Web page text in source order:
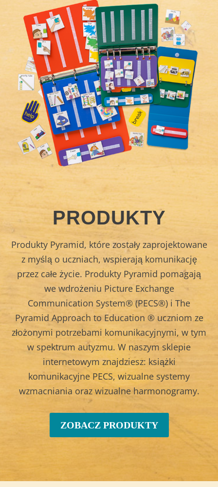
PRODUKTY
Produkty Pyramid, które zostały zaprojektowane
z myślą o uczniach, wspierają komunikację
przez całe życie. Produkty Pyramid pomagają
we wdrożeniu Picture Exchange
Communication System® (PECS®) i The
Pyramid Approach to Education ® uczniom ze
złożonymi potrzebami komunikacyjnymi, w tym
w spektrum autyzmu. W naszym sklepie
internetowym znajdziesz: książki
komunikacyjne PECS, wizualne systemy
wzmacniania oraz wizualne harmonogramy.
ZOBACZ PRODUKTY